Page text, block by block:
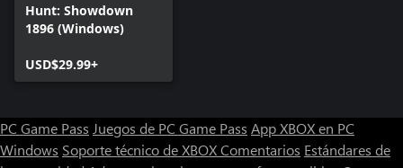
Hunt: Showdown
1896 (Windows)
USD$29.99+
PC Game Pass Juegos de PC Game Pass App XBOX en PC
Windows Soporte técnico de XBOXComentarios Estándares de